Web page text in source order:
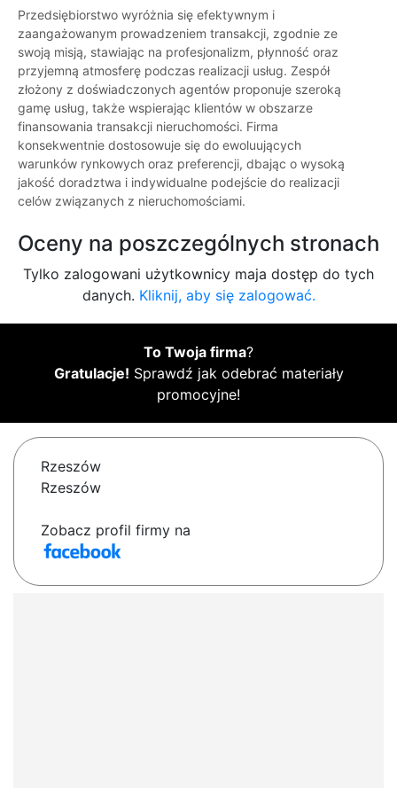
Przedsiębiorstwo wyróżnia się efektywnym i
zaangażowanym prowadzeniem transakcji, zgodnie ze
swoją misją, stawiając na profesjonalizm, płynność oraz
przyjemną atmosferę podczas realizacji usług. Zespół
złożony z doświadczonych agentów proponuje szeroką
gamę usług, także wspierając klientów w obszarze
finansowania transakcji nieruchomości. Firma
konsekwentnie dostosowuje się do ewoluujących
warunków rynkowych oraz preferencji, dbając o wysoką
jakość doradztwa i indywidualne podejście do realizacji
celów związanych z nieruchomościami.
Oceny na poszczególnych stronach
Tylko zalogowani użytkownicy maja dostęp do tych
danych. Kliknij, aby się zalogować.
To Twoja firma?
Gratulacje! Sprawdź jak odebrać materiały
promocyjne!
Rzeszów
Rzeszów
Zobacz profil firmy na